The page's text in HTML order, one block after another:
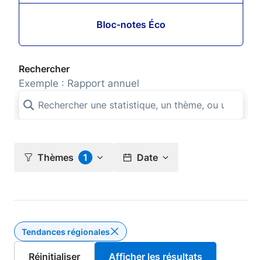
Bloc-notes Éco
Rechercher
Exemple : Rapport annuel
Thèmes 1 Date
Tendances régionales